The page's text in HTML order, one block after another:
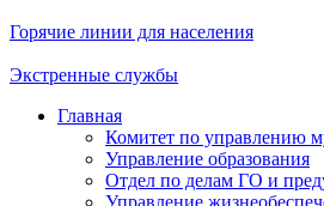
Горячие линии для населения
Экстренные службы
Главная
Комитет по управлению
Управление образования
Отдел по делам ГО и
Управление